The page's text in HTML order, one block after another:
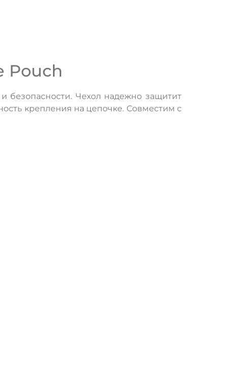
Pouch
безопасности. Чехол надежно защитит
крепления на цепочке. Совместим с